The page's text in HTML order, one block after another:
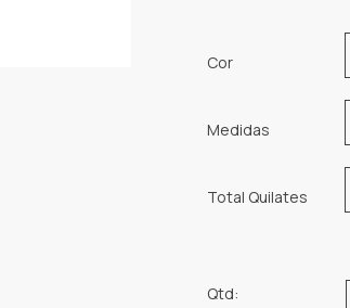
Cor
Medidas
Total Quilates
Qtd: